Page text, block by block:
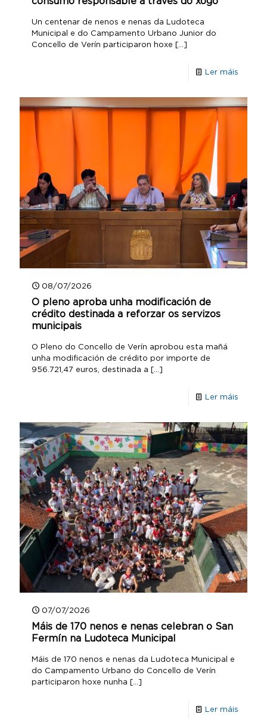
Un centenar de nenos e nenas da Ludoteca
Municipal e do Campamento Urbano Junior do
Concello de Verín participaron hoxe […]
Ler máis
08/07/2026
O pleno aproba unha modificación de
crédito destinada a reforzar os servizos
municipais
O Pleno do Concello de Verín aprobou esta mañá
unha modificación de crédito por importe de
956.721,47 euros, destinada a […]
Ler máis
07/07/2026
Máis de 170 nenos e nenas celebran o San
Fermín na Ludoteca Municipal
Máis de 170 nenos e nenas da Ludoteca Municipal e
do Campamento Urbano do Concello de Verín
participaron hoxe nunha […]
Ler máis